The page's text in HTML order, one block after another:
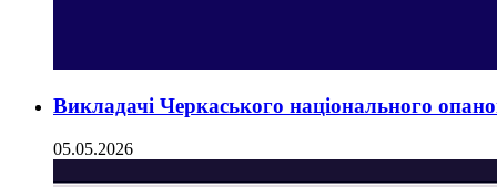
Викладачі Черкаського національного
05.05.2026